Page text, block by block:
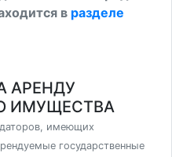
в разделе
АРЕНДУ
ИМУЩЕСТВА
имеющих
государственные